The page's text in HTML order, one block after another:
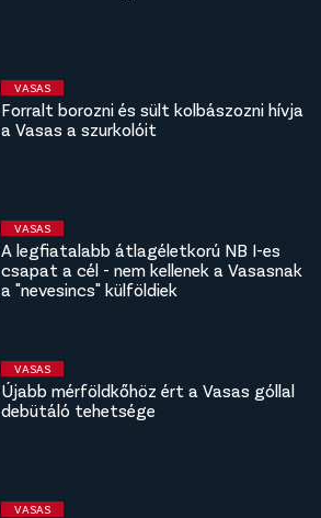
VASAS
Forralt borozni és sült kolbászozni hívja
a Vasas a szurkolóit
VASAS
A legfiatalabb átlagéletkorú NB I-es
csapat a cél - nem kellenek a Vasasnak
a "nevesincs" külföldiek
VASAS
Újabb mérföldkőhöz ért a Vasas góllal
debütáló tehetsége
VASAS